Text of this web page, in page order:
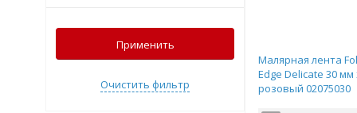
Малярная лента
Edge Delicate 30 мм
розовый 02075030
Применить
Очистить фильтр